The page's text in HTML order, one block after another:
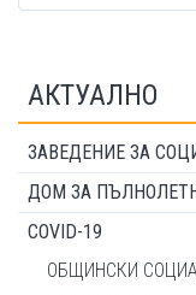
АКТУАЛНО
ЗАВЕДЕНИЕ ЗА
ДОМ ЗА
COVID-19
ОБЩИНСКИ